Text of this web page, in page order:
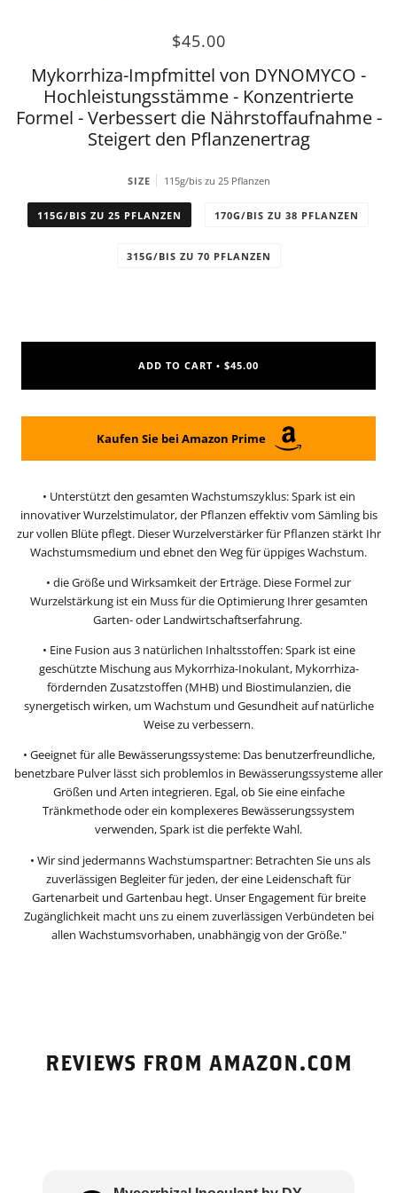
$45.00
Mykorrhiza-Impfmittel von DYNOMYCO -
Hochleistungsstämme - Konzentrierte
Formel - Verbessert die Nährstoffaufnahme -
Steigert den Pflanzenertrag
SIZE 115g/bis zu 25 Pflanzen
115G/BIS ZU 25 PFLANZEN 170G/BIS ZU 38 PFLANZEN
315G/BIS ZU 70 PFLANZEN
ADD TO CART • $45.00
Kaufen Sie bei Amazon Prime
• Unterstützt den gesamten Wachstumszyklus: Spark ist ein
innovativer Wurzelstimulator, der Pflanzen effektiv vom Sämling bis
zur vollen Blüte pflegt. Dieser Wurzelverstärker für Pflanzen stärkt Ihr
Wachstumsmedium und ebnet den Weg für üppiges Wachstum.
• die Größe und Wirksamkeit der Erträge. Diese Formel zur
Wurzelstärkung ist ein Muss für die Optimierung Ihrer gesamten
Garten- oder Landwirtschaftserfahrung.
• Eine Fusion aus 3 natürlichen Inhaltsstoffen: Spark ist eine
geschützte Mischung aus Mykorrhiza-Inokulant, Mykorrhiza-
fördernden Zusatzstoffen (MHB) und Biostimulanzien, die
synergetisch wirken, um Wachstum und Gesundheit auf natürliche
Weise zu verbessern.
• Geeignet für alle Bewässerungssysteme: Das benutzerfreundliche,
benetzbare Pulver lässt sich problemlos in Bewässerungssysteme aller
Größen und Arten integrieren. Egal, ob Sie eine einfache
Tränkmethode oder ein komplexeres Bewässerungssystem
verwenden, Spark ist die perfekte Wahl.
• Wir sind jedermanns Wachstumspartner: Betrachten Sie uns als
zuverlässigen Begleiter für jeden, der eine Leidenschaft für
Gartenarbeit und Gartenbau hegt. Unser Engagement für breite
Zugänglichkeit macht uns zu einem zuverlässigen Verbündeten bei
allen Wachstumsvorhaben, unabhängig von der Größe."
REVIEWS FROM AMAZON.COM